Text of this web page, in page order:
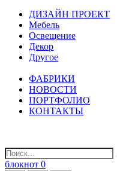
ДИЗАЙН ПРОЕКТ
Мебель
Освещение
Декор
Другое
ФАБРИКИ
НОВОСТИ
ПОРТФОЛИО
КОНТАКТЫ
блокнот 0